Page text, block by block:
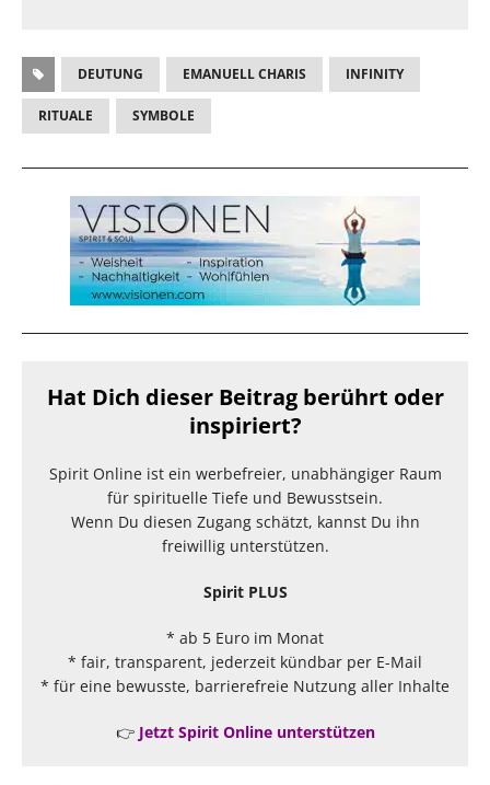
DEUTUNG EMANUELL CHARIS INFINITY
RITUALE SYMBOLE
Hat Dich dieser Beitrag berührt oder
inspiriert?
Spirit Online ist ein werbefreier, unabhängiger Raum
für spirituelle Tiefe und Bewusstsein.
Wenn Du diesen Zugang schätzt, kannst Du ihn
freiwillig unterstützen.
Spirit PLUS
* ab 5 Euro im Monat
* fair, transparent, jederzeit kündbar per E-Mail
* für eine bewusste, barrierefreie Nutzung aller Inhalte
👉 Jetzt Spirit Online unterstützen